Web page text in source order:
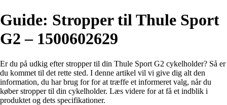
Guide: Stropper til Thule Sport
G2 – 1500602629
Er du på udkig efter stropper til din Thule Sport G2 cykelholder? Så er
du kommet til det rette sted. I denne artikel vil vi give dig alt den
information, du har brug for for at træffe et informeret valg, når du
køber stropper til din cykelholder. Læs videre for at få et indblik i
produktet og dets specifikationer.